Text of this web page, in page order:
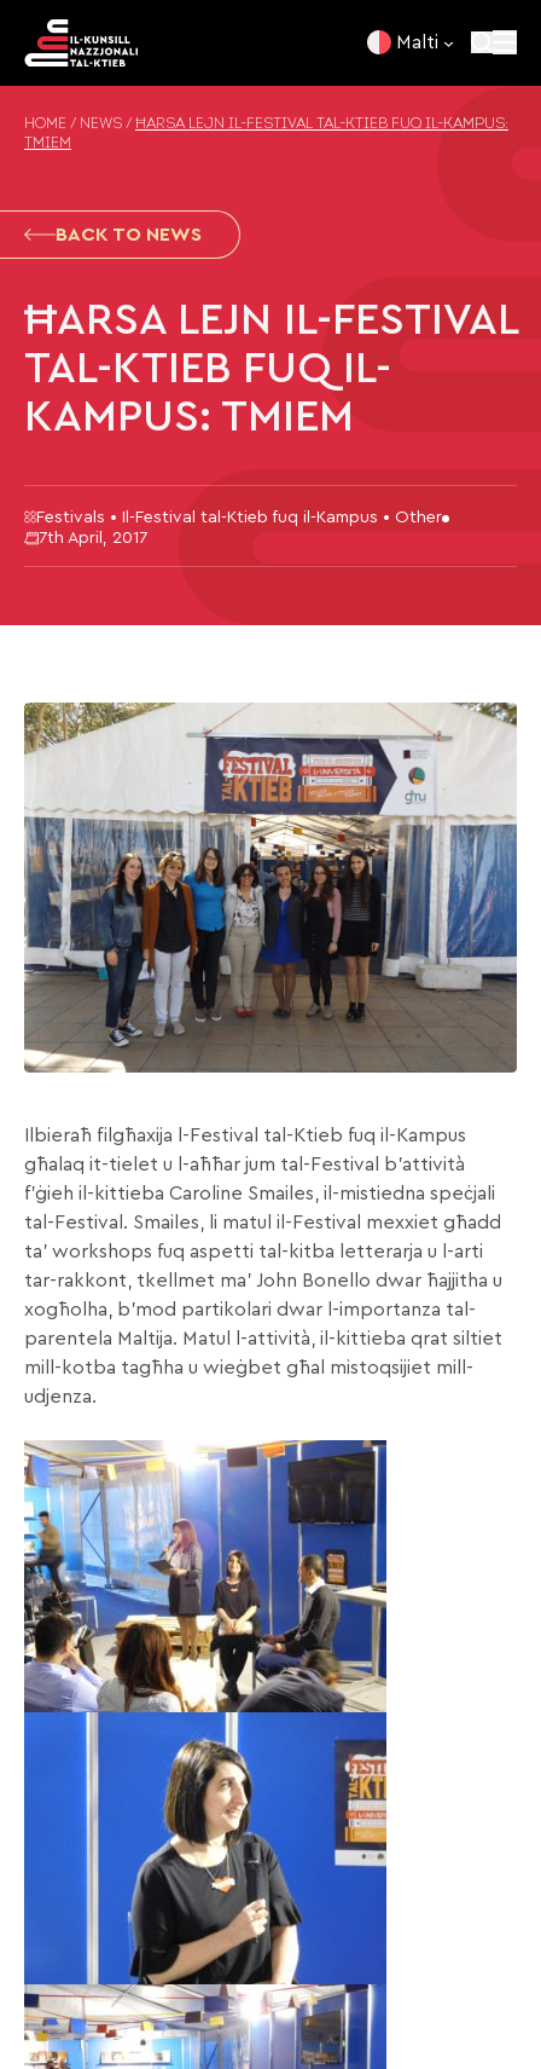
Malti
HOME / NEWS / ĦARSA LEJN IL-FESTIVAL TAL-KTIEB FUQ IL-KAMPUS:
TMIEM
BACK TO NEWS
ĦARSA LEJN IL-FESTIVAL
TAL-KTIEB FUQ IL-
KAMPUS: TMIEM
Festivals • Il-Festival tal-Ktieb fuq il-Kampus • Other
7th April, 2017
Ilbieraħ filgħaxija l-Festival tal-Ktieb fuq il-Kampus
għalaq it-tielet u l-aħħar jum tal-Festival b’attività
f’ġieh il-kittieba Caroline Smailes, il-mistiedna speċjali
tal-Festival. Smailes, li matul il-Festival mexxiet għadd
ta’ workshops fuq aspetti tal-kitba letterarja u l-arti
tar-rakkont, tkellmet ma’ John Bonello dwar ħajjitha u
xogħolha, b’mod partikolari dwar l-importanza tal-
parentela Maltija. Matul l-attività, il-kittieba qrat siltiet
mill-kotba tagħha u wieġbet għal mistoqsijiet mill-
udjenza.